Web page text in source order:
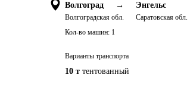
Волгоград →
Волгоградская обл.
Энгельс
Саратовская обл.
Кол-во машин: 1
Варианты транспорта
10 т тентованный